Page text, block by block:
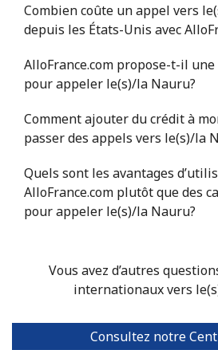
Ligne fixe ⁦21.5¢⁩
Niue
All country ⁦205.9¢⁩
Norfolk Island
All country ⁦200.9¢⁩
All country ⁦73.9¢⁩
Norway
Combien coûte un appel vers
depuis les États-Unis avec
AlloFrance.com propose-t-il
pour appeler le(s)/la Nauru?
Comment ajouter du crédit à
passer des appels vers le(s)/la
Quels sont les avantages
AlloFrance.com plutôt que des
pour appeler le(s)/la Nauru?
Vous avez d’autres
internationaux vers
Consultez notre